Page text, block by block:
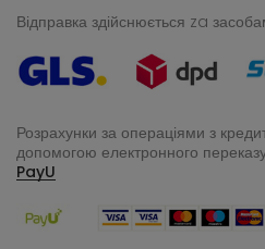
Відправка здійснюється za
Розрахунки за операціями з
допомогою електронного
PayU